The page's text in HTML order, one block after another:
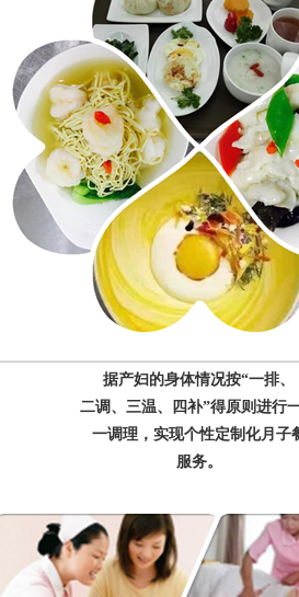
据产妇的身体情况按“一排、
二调、三温、四补”得原则进行
一调理，实现个性定制化月子
服务。